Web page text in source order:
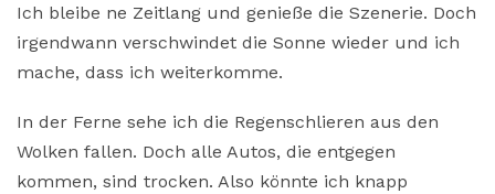
Ich bleibe ne Zeitlang und genieße die Szenerie. Doch
irgendwann verschwindet die Sonne wieder und ich
mache, dass ich weiterkomme.
In der Ferne sehe ich die Regenschlieren aus den
Wolken fallen. Doch alle Autos, die entgegen
kommen, sind trocken. Also könnte ich knapp